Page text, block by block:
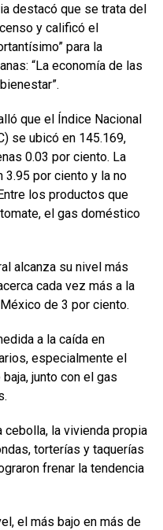
destacó que se trata del
y calificó el
para la
“La economía de las
que el Índice Nacional
se ubicó en 145.169,
0.03 por ciento. La
3.95 por ciento y la no
los productos que
el gas doméstico
alcanza su nivel más
cada vez más a la
de 3 por ciento.
a la caída en
especialmente el
junto con el gas
cebolla, la vivienda propia
torterías y taquerías
frenar la tendencia
el más bajo en más de